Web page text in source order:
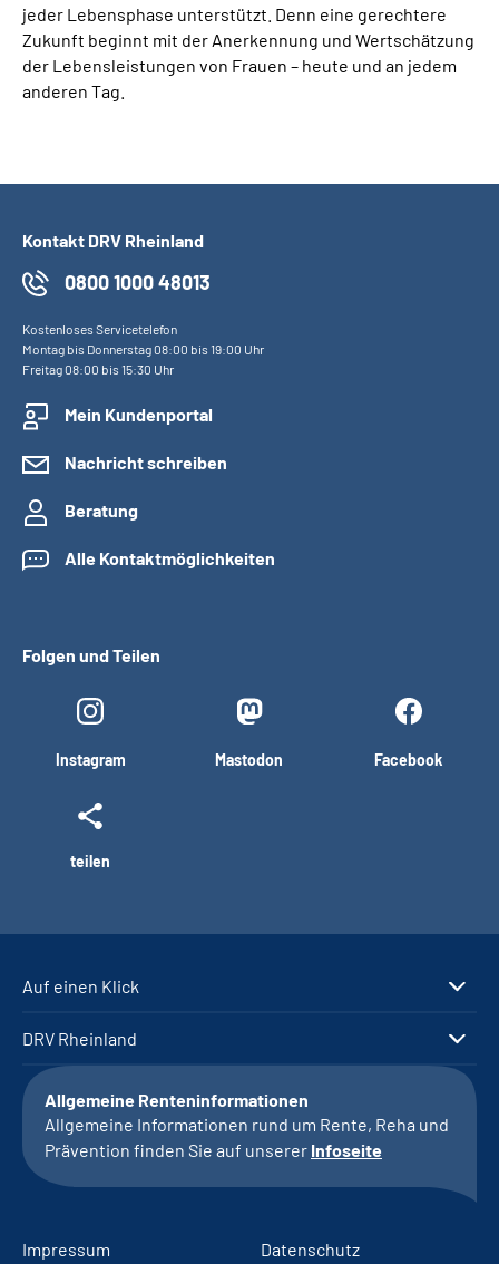
jeder Lebensphase unterstützt. Denn eine gerechtere
Zukunft beginnt mit der Anerkennung und Wertschätzung
der Lebensleistungen von Frauen – heute und an jedem
anderen Tag.
Kontakt DRV Rheinland
0800 1000 48013
Kostenloses Servicetelefon
Montag bis Donnerstag 08:00 bis 19:00 Uhr
Freitag 08:00 bis 15:30 Uhr
Mein Kundenportal
Nachricht schreiben
Beratung
Alle Kontaktmöglichkeiten
Folgen und Teilen
Instagram Mastodon Facebook
teilen
Auf einen Klick
DRV Rheinland
Allgemeine Renteninformationen
Allgemeine Informationen rund um Rente, Reha und
Prävention finden Sie auf unserer Infoseite
Impressum Datenschutz